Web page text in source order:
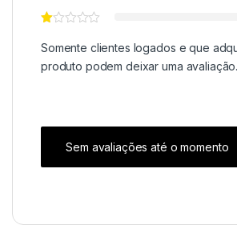
Somente clientes logados e que
produto podem deixar uma avaliação.
Sem avaliações até o momento